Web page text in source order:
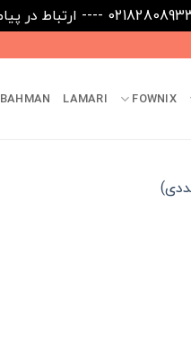
FOWNIX
LAMARI
BAHMAN